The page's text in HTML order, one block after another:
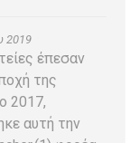
2019
έπεσαν
της
2017,
αυτή την